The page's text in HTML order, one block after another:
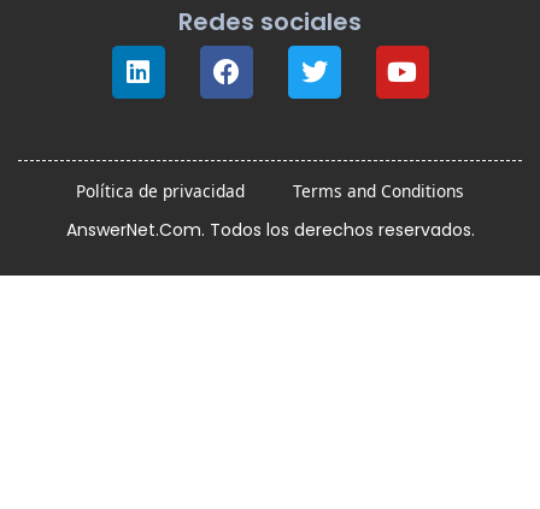
Redes sociales
Política de privacidad Terms and Conditions
AnswerNet.Com. Todos los derechos reservados.